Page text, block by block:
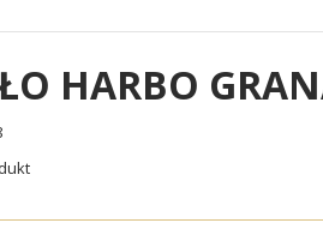
HARBO